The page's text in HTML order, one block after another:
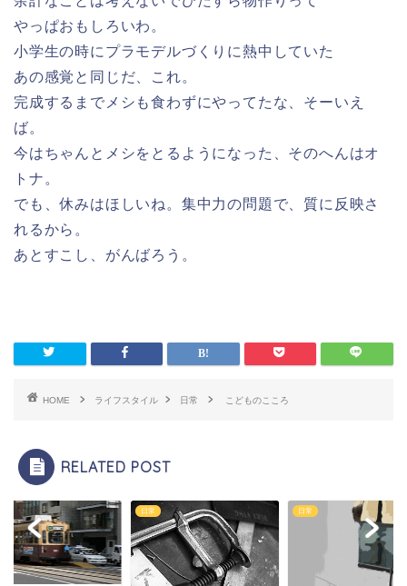
やっぱおもしろいわ。
小学生の時にプラモデルづくりに熱中していた
あの感覚と同じだ、これ。
完成するまでメシも食わずにやってたな、そーいえ
ば。
今はちゃんとメシをとるようになった、そのへんはオ
トナ。
でも、休みはほしいね。集中力の問題で、質に反映さ
れるから。
あとすこし、がんばろう。
HOME ライフスタイル 日常 こどものこころ
RELATED POST
日常 日常